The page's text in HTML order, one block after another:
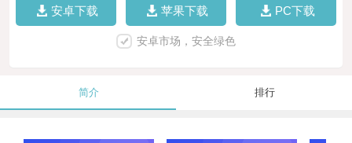
安卓下载 苹果下载 PC下载
安卓市场，安全绿色
简介 排行